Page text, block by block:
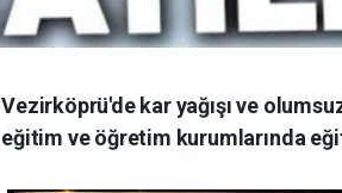
Vezirköprü'de kar yağışı ve
eğitim ve öğretim kurumlarında